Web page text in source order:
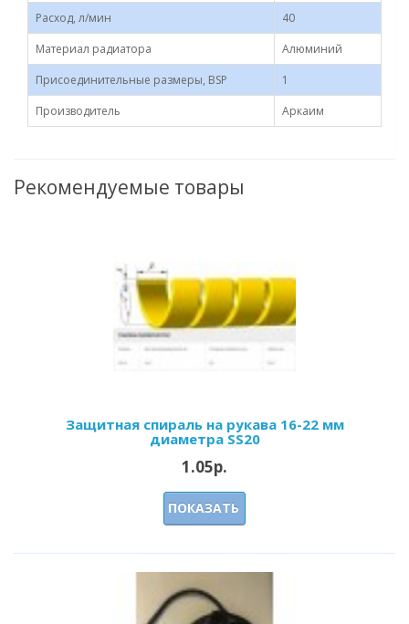
Расход, л/мин
40
Материал радиатора
Алюминий
Присоединительные размеры, BSP
1
Производитель
Аркаим
Рекомендуемые товары
Защитная спираль на рукава 16-22 мм
диаметра SS20
1.05р.
ПОКАЗАТЬ